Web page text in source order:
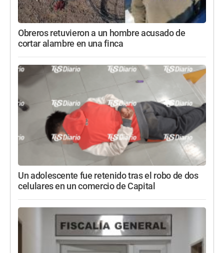
Obreros retuvieron a un hombre acusado de
cortar alambre en una finca
Un adolescente fue retenido tras el robo de dos
celulares en un comercio de Capital